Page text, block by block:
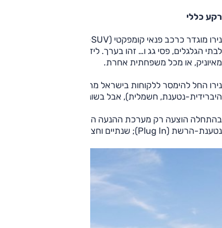
רקע כללי
לבתי הגלגלים, פסי גג ו… זהו בערך. לידו, אפילו ספורטאז'
מאיוניק, או מכל משפחתית אחרת.
היברידית-נטענת, חשמלית), אבל בשונה מאיוניק – כל
נטענת-הרשת (Plug In); שנתיים וחצי מאוחר יותר, באמצע 2021, החל שיווק הגרסה החשמלית.